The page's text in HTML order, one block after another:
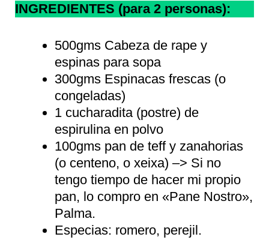
INGREDIENTES (para 2 personas):
500gms Cabeza de rape y
espinas para sopa
300gms Espinacas frescas (o
congeladas)
1 cucharadita (postre) de
espirulina en polvo
100gms pan de teff y zanahorias
(o centeno, o xeixa) –> Si no
tengo tiempo de hacer mi propio
pan, lo compro en «Pane Nostro»,
Palma.
Especias: romero, perejil.